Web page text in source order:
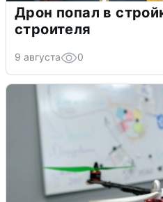
Дрон попал в
строителя
9 августа 0